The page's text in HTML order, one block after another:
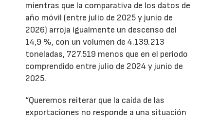
mientras que la comparativa de los datos de
año móvil (entre julio de 2025 y junio de
2026) arroja igualmente un descenso del
14,9 %, con un volumen de 4.139.213
toneladas, 727.519 menos que en el periodo
comprendido entre julio de 2024 y junio de
2025.
“Queremos reiterar que la caída de las
exportaciones no responde a una situación